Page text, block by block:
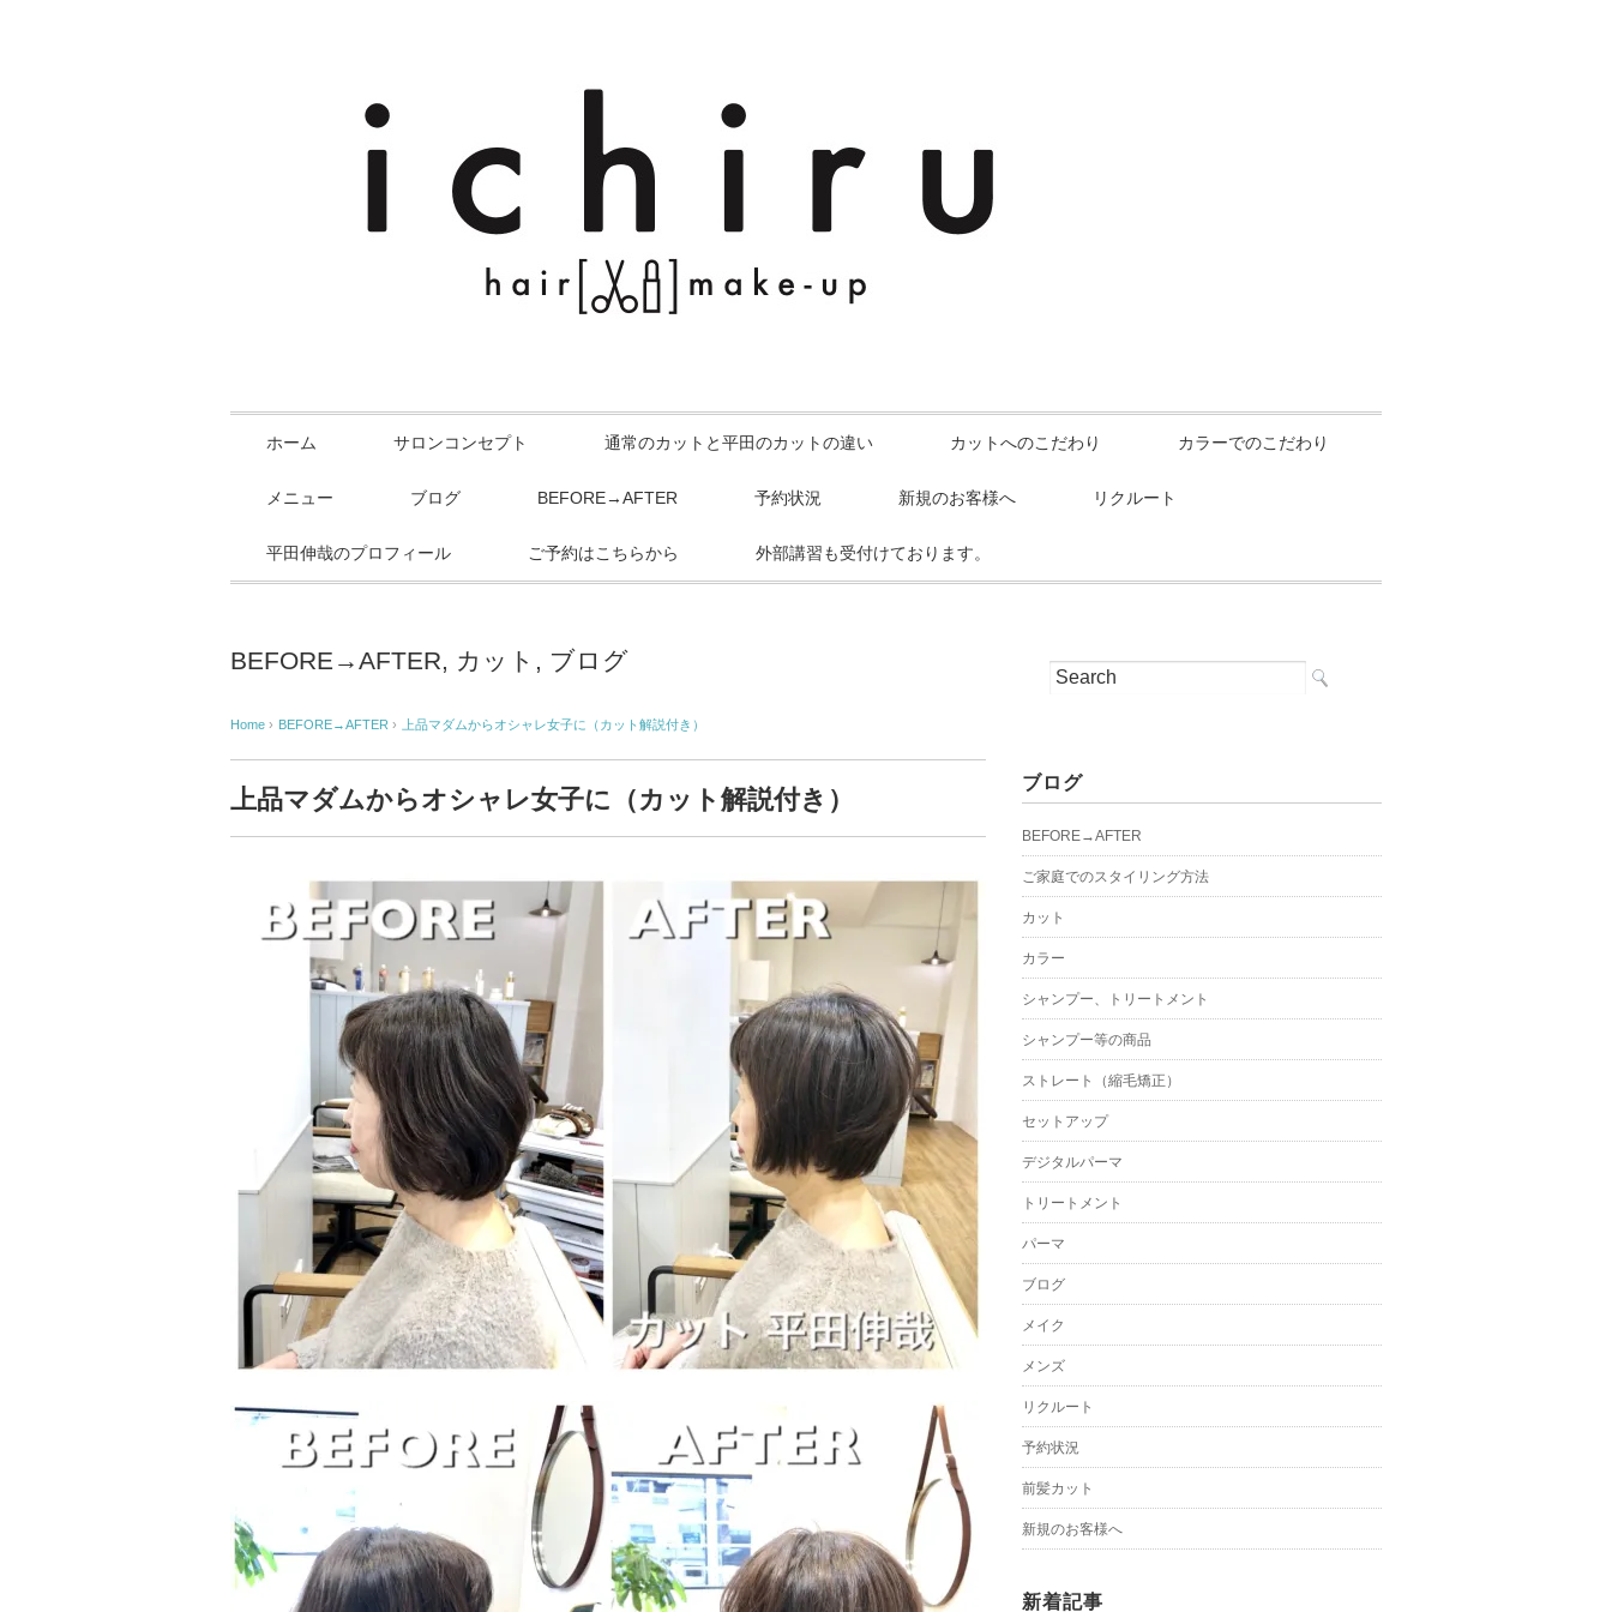
ホーム サロンコンセプト 通常のカットと平田のカットの違い カットへのこだわり カラーでのこだわり
メニュー ブログ BEFORE→AFTER 予約状況 新規のお客様へ リクルート
平田伸哉のプロフィール ご予約はこちらから 外部講習も受付けております。
BEFORE→AFTER, カット , ブログ
Home › BEFORE→AFTER › 上品マダムからオシャレ女子に（カット解説付き）
上品マダムからオシャレ女子に（カット解説付き）
ブログ
BEFORE→AFTER
ご家庭でのスタイリング方法
カット
カラー
シャンプー、トリートメント
シャンプー等の商品
ストレート（縮毛矯正）
セットアップ
デジタルパーマ
トリートメント
パーマ
ブログ
メイク
メンズ
リクルート
予約状況
前髪カット
新規のお客様へ
新着記事